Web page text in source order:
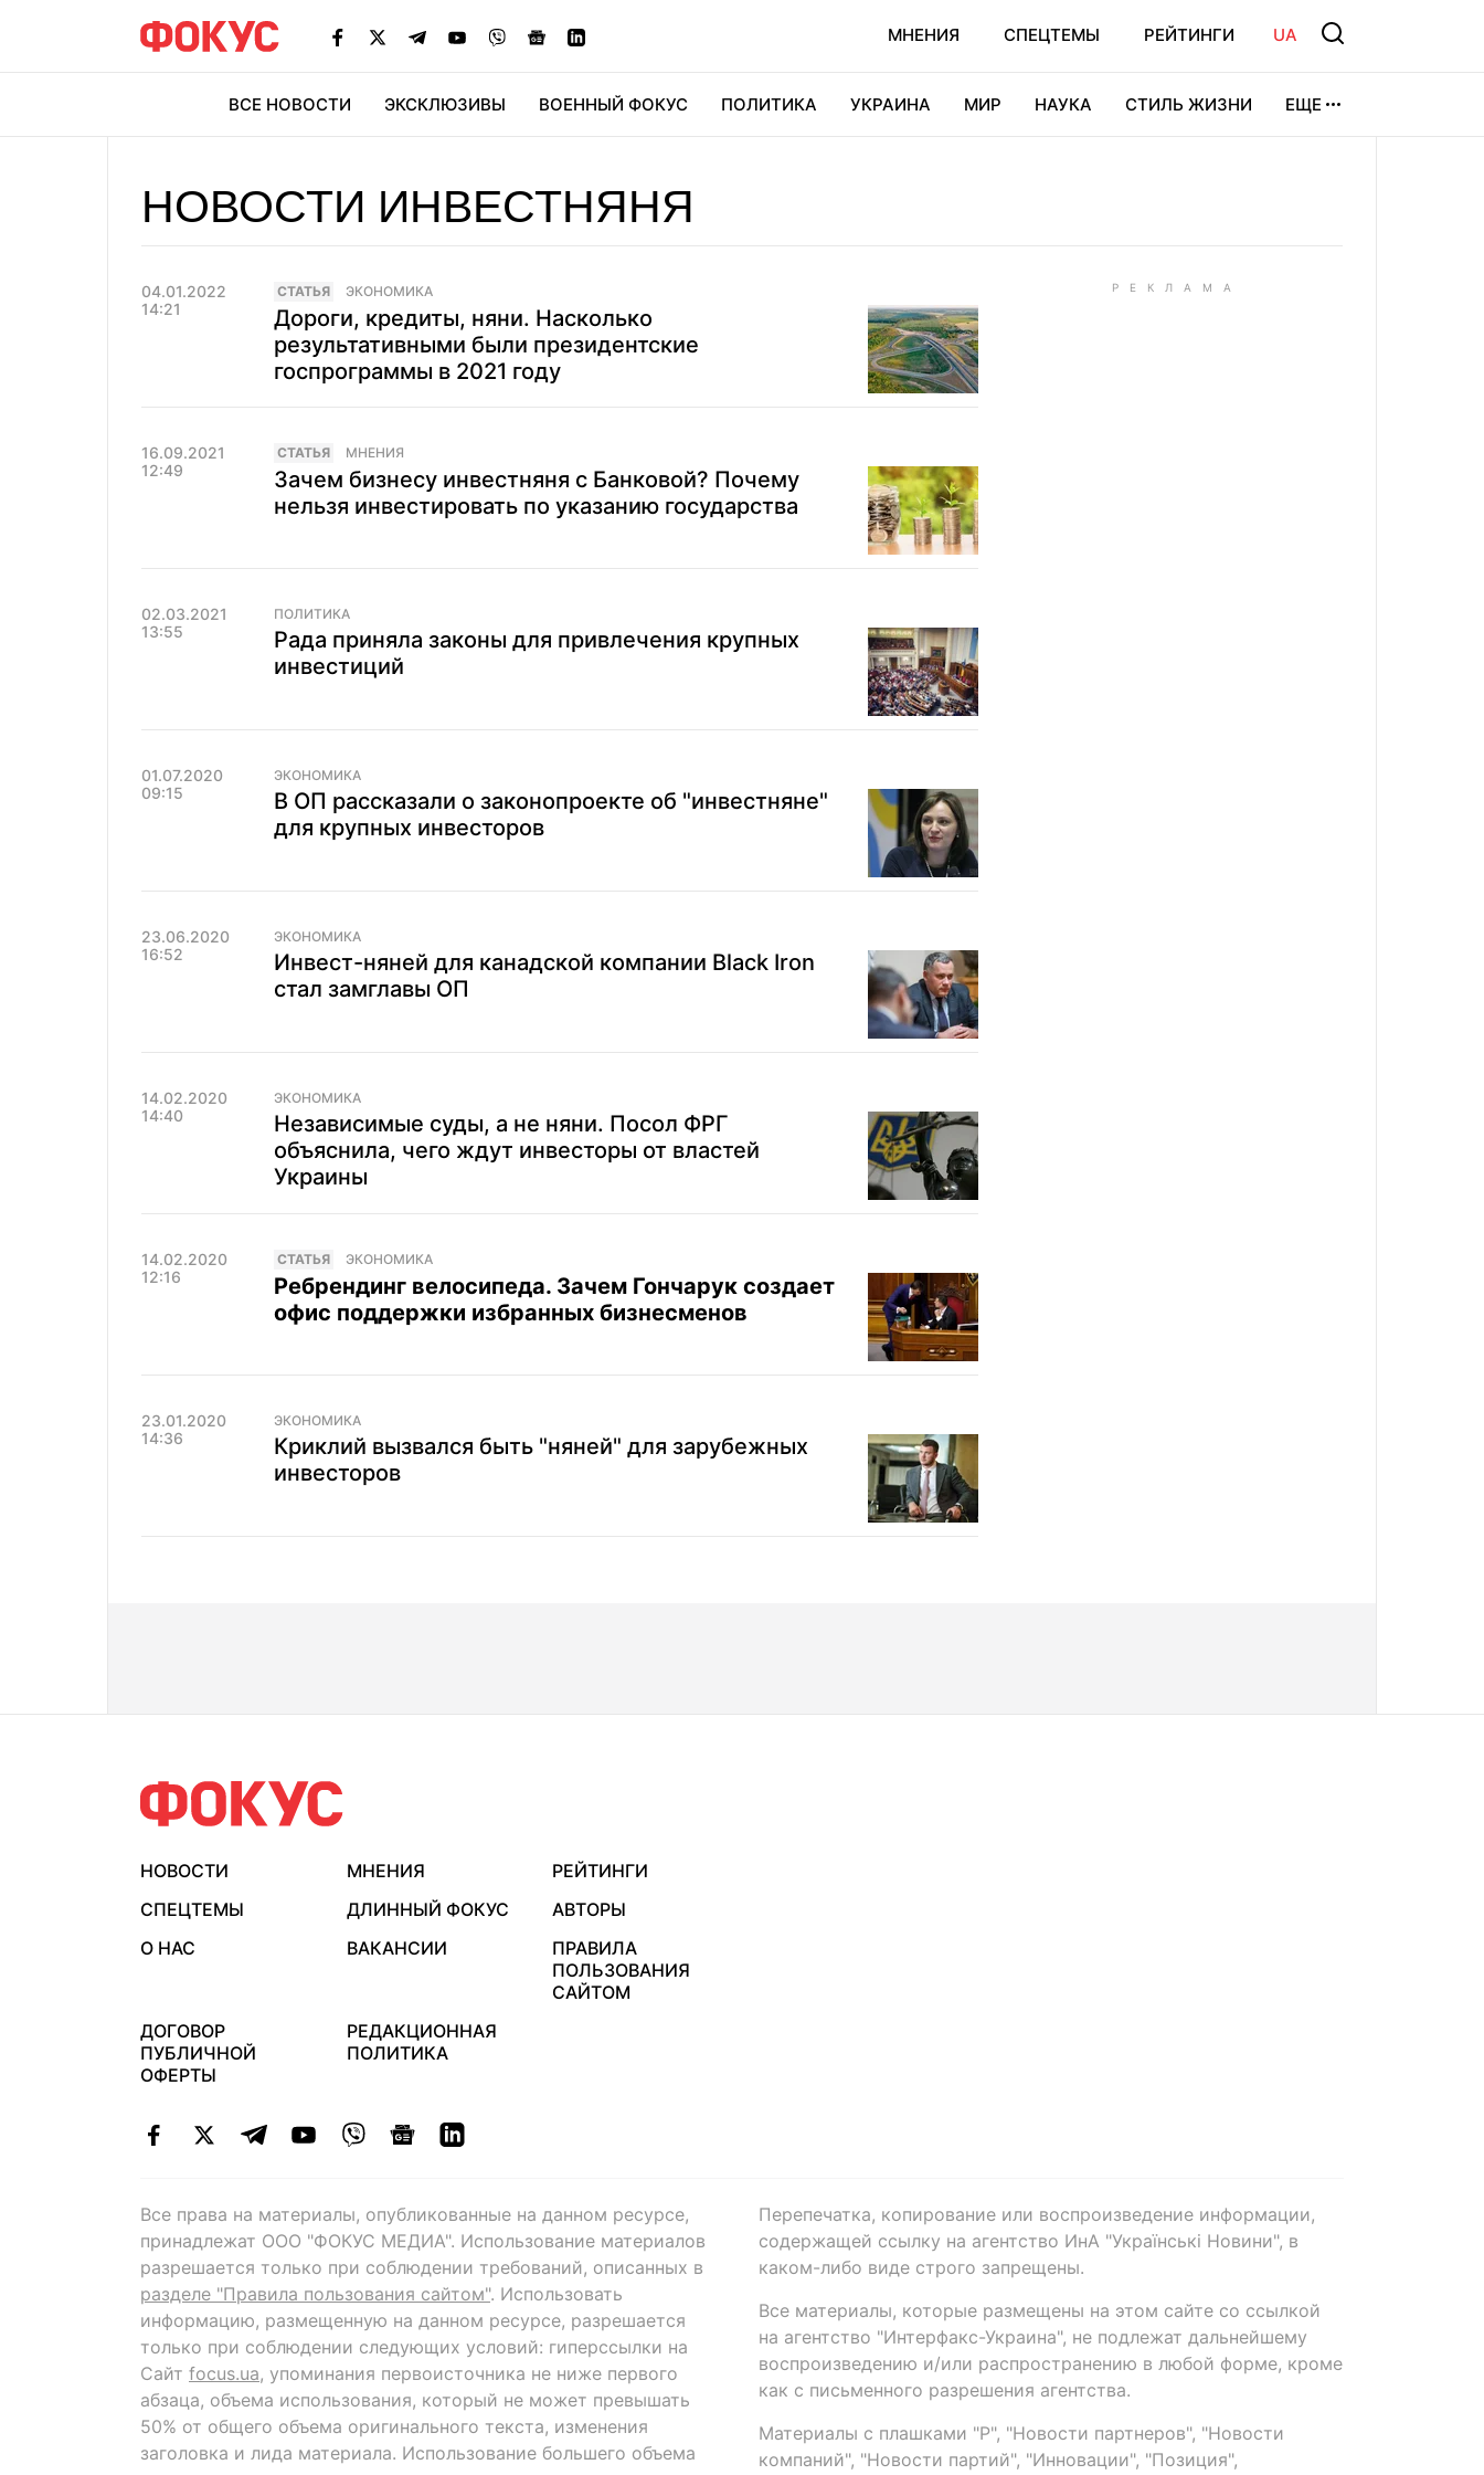
МНЕНИЯ СПЕЦТЕМЫ РЕЙТИНГИ UA
ВСЕ НОВОСТИ ЭКСКЛЮЗИВЫ ВОЕННЫЙ ФОКУС ПОЛИТИКА УКРАИНА МИР НАУКА СТИЛЬ ЖИЗНИ ЕЩЕ
НОВОСТИ ИНВЕСТНЯНЯ
04.01.2022
14:21
CТАТЬЯ ЭКОНОМИКА
Дороги, кредиты, няни. Насколько
результативными были президентские
госпрограммы в 2021 году
16.09.2021
12:49
CТАТЬЯ МНЕНИЯ
Зачем бизнесу инвестняня с Банковой? Почему
нельзя инвестировать по указанию государства
02.03.2021
13:55
ПОЛИТИКА
Рада приняла законы для привлечения крупных
инвестиций
01.07.2020
09:15
ЭКОНОМИКА
В ОП рассказали о законопроекте об "инвестняне"
для крупных инвесторов
23.06.2020
16:52
ЭКОНОМИКА
Инвест-няней для канадской компании Black Iron
стал замглавы ОП
14.02.2020
14:40
ЭКОНОМИКА
Независимые суды, а не няни. Посол ФРГ
объяснила, чего ждут инвесторы от властей
Украины
14.02.2020
12:16
CТАТЬЯ ЭКОНОМИКА
Ребрендинг велосипеда. Зачем Гончарук создает
офис поддержки избранных бизнесменов
23.01.2020
14:36
ЭКОНОМИКА
Криклий вызвался быть "няней" для зарубежных
инвесторов
НОВОСТИ МНЕНИЯ
РЕЙТИНГИ
СПЕЦТЕМЫ
ДЛИННЫЙ ФОКУС
АВТОРЫ
О НАС
ВАКАНСИИ
ПРАВИЛА
ПОЛЬЗОВАНИЯ
САЙТОМ
ДОГОВОР
ПУБЛИЧНОЙ
ОФЕРТЫ
РЕДАКЦИОННАЯ
ПОЛИТИКА
Все права на материалы, опубликованные на данном ресурсе,
принадлежат ООО "ФОКУС МЕДИА". Использование материалов
разрешается только при соблюдении требований, описанных в
разделе "Правила пользования сайтом". Использовать
информацию, размещенную на данном ресурсе, разрешается
только при соблюдении следующих условий: гиперссылки на
Сайт focus.ua, упоминания первоисточника не ниже первого
абзаца, объема использования, который не может превышать
50% от общего объема оригинального текста, изменения
заголовка и лида материала. Использование большего объема
Перепечатка, копирование или воспроизведение информации,
содержащей ссылку на агентство ИнА "Українські Новини", в
каком-либо виде строго запрещены.
Все материалы, которые размещены на этом сайте со ссылкой
на агентство "Интерфакс-Украина", не подлежат дальнейшему
воспроизведению и/или распространению в любой форме, кроме
как с письменного разрешения агентства.
Материалы с плашками "Р", "Новости партнеров", "Новости
компаний", "Новости партий", "Инновации", "Позиция",